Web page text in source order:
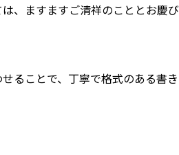
は、ますますご清祥のこととお慶び
ることで、丁寧で格式のある書き